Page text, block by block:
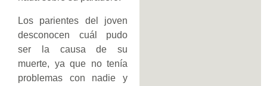
Los parientes del joven
desconocen cuál pudo
ser la causa de su
muerte, ya que no tenía
problemas con nadie y